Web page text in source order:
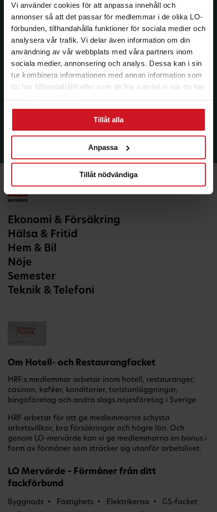
Vi använder cookies för att anpassa innehåll och
annonser så att det passar för medlemmar i de olika LO-
förbunden, tillhandahålla funktioner för sociala medier och
analysera vår trafik. Vi delar även information om din
användning av vår webbplats med våra partners inom
sociala medier, annonsering och analys. Dessa kan i sin
tur kombinera informationen med annan information som
du har tillhandahållit eller som de har samlat in när du har
använt deras tjänster.
Tillåt alla
Anpassa
Tillåt nödvändiga
Ekonomi & Försäkring
Hälsa & Fritid
Hem & Bil
Nöje
Semester
Teknik & Telefoni
Om Hotell- och Restaurangfacket
HRF:s medlemmar arbetar inom hotell, restauranger,
casinon, kaféer, konditorier, turistanläggningar,
bingoföretag och andra slags nöjesföretag i Sverige
HRF arbetar för att ge medlemmarna schysta
arbetsvillkor, bra försäkringar och högre lön. Och
genom LO-mervärde kan vi ge medlemmarna en bonus i
form av förmåner som sträcker sig utanför arbetslivet.
LO Mervärde – Förmåner från ditt
fackförbund
Byggnads Fastighets Elektrikerna
GS-facket